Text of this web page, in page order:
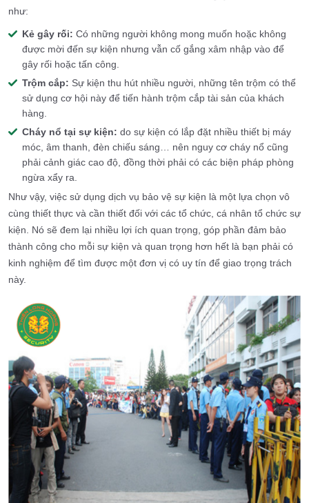
như:
Kẻ gây rối: Có những người không mong muốn hoặc không
được mời đến sự kiện nhưng vẫn cố gắng xâm nhập vào để
gây rối hoặc tấn công.
Trộm cắp: Sự kiện thu hút nhiều người, những tên trộm có thể
sử dụng cơ hội này để tiến hành trộm cắp tài sản của khách
hàng.
Cháy nổ tại sự kiện: do sự kiện có lắp đặt nhiều thiết bị máy
móc, âm thanh, đèn chiếu sáng… nên nguy cơ cháy nổ cũng
phải cảnh giác cao độ, đồng thời phải có các biện pháp phòng
ngừa xẩy ra.
Như vậy, việc sử dụng dịch vụ bảo vệ sự kiện là một lựa chọn vô
cùng thiết thực và cần thiết đối với các tổ chức, cá nhân tổ chức sự
kiện. Nó sẽ đem lại nhiều lợi ích quan trọng, góp phần đảm bảo
thành công cho mỗi sự kiện và quan trọng hơn hết là bạn phải có
kinh nghiệm để tìm được một đơn vị có uy tín để giao trọng trách
này.